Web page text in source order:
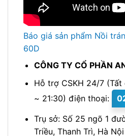
Báo giá sản phẩm Nồi
60D
CÔNG TY CỔ PHẦN
Hỗ trợ CSKH 24/7
~ 21:30) điện thoại:
Trụ sở: Số 25 ngõ 1
Triều, Thanh Trì, Hà Nội